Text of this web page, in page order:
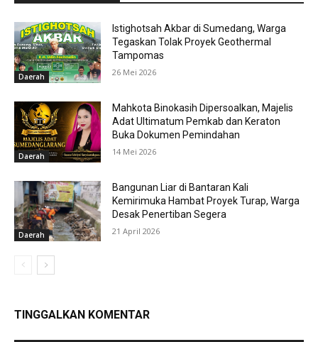
Daerah
Istighotsah Akbar di Sumedang, Warga
Tegaskan Tolak Proyek Geothermal
Tampomas
26 Mei 2026
Daerah
Mahkota Binokasih Dipersoalkan, Majelis
Adat Ultimatum Pemkab dan Keraton
Buka Dokumen Pemindahan
14 Mei 2026
Daerah
Bangunan Liar di Bantaran Kali
Kemirimuka Hambat Proyek Turap, Warga
Desak Penertiban Segera
21 April 2026
TINGGALKAN KOMENTAR